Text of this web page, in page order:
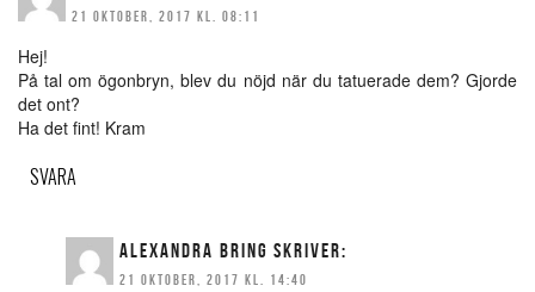
21 OKTOBER, 2017 KL. 08:11
Hej!
På tal om ögonbryn, blev du nöjd när du tatuerade dem? Gjorde
det ont?
Ha det fint! Kram
SVARA
ALEXANDRA BRING SKRIVER:
21 OKTOBER, 2017 KL. 14:40